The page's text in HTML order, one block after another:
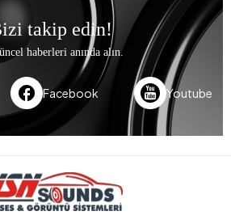
takip edin!
haberleri anında alın.
Facebook Youtube